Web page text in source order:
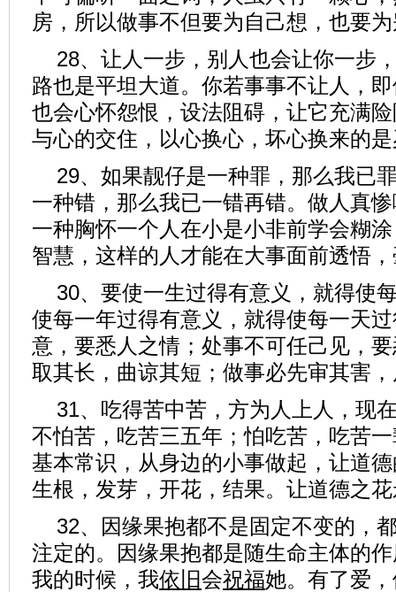
房，所以做事不但要为自己想，也要
28、让人一步，别人也会让你一步
路也是平坦大道。你若事事不让人，
也会心怀怨恨，设法阻碍，让它充满
与心的交住，以心换心，坏心换来的
29、如果靓仔是一种罪，那么我已
一种错，那么我已一错再错。做人真
一种胸怀一个人在小是小非前学会糊
智慧，这样的人才能在大事面前透悟
30、要使一生过得有意义，就得使
使每一年过得有意义，就得使每一天
意，要悉人之情；处事不可任己见，
取其长，曲谅其短；做事必先审其害
31、吃得苦中苦，方为人上人，现
不怕苦，吃苦三五年；怕吃苦，吃苦
基本常识，从身边的小事做起，让道
生根，发芽，开花，结果。让道德之
32、因缘果抱都不是固定不变的，
注定的。因缘果抱都是随生命主体的
我的时候，我依旧会祝福她。有了爱